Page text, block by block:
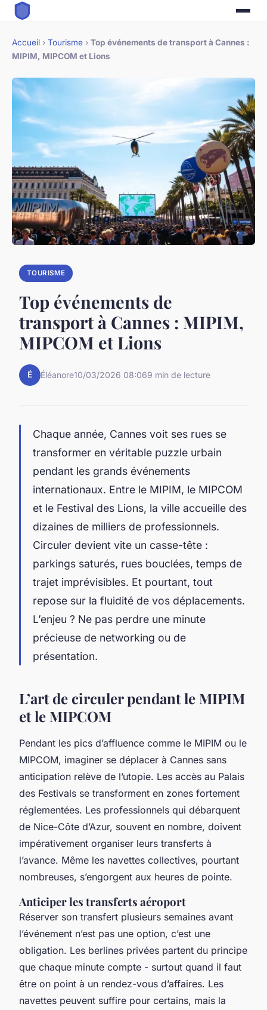
Accueil › Tourisme › Top événements de transport à Cannes :
MIPIM, MIPCOM et Lions
TOURISME
Top événements de
transport à Cannes : MIPIM,
MIPCOM et Lions
É Éléanore10/03/2026 08:069 min de lecture
Chaque année, Cannes voit ses rues se
transformer en véritable puzzle urbain
pendant les grands événements
internationaux. Entre le MIPIM, le MIPCOM
et le Festival des Lions, la ville accueille des
dizaines de milliers de professionnels.
Circuler devient vite un casse-tête :
parkings saturés, rues bouclées, temps de
trajet imprévisibles. Et pourtant, tout
repose sur la fluidité de vos déplacements.
L’enjeu ? Ne pas perdre une minute
précieuse de networking ou de
présentation.
L’art de circuler pendant le MIPIM
et le MIPCOM
Pendant les pics d’affluence comme le MIPIM ou le
MIPCOM, imaginer se déplacer à Cannes sans
anticipation relève de l’utopie. Les accès au Palais
des Festivals se transforment en zones fortement
réglementées. Les professionnels qui débarquent
de Nice-Côte d’Azur, souvent en nombre, doivent
impérativement organiser leurs transferts à
l’avance. Même les navettes collectives, pourtant
nombreuses, s’engorgent aux heures de pointe.
Anticiper les transferts aéroport
Réserver son transfert plusieurs semaines avant
l’événement n’est pas une option, c’est une
obligation. Les berlines privées partent du principe
que chaque minute compte - surtout quand il faut
être on point à un rendez-vous d’affaires. Les
navettes peuvent suffire pour certains, mais la